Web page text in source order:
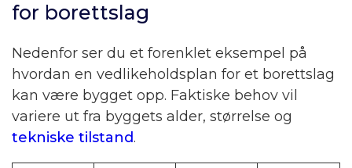
for borettslag
Nedenfor ser du et forenklet eksempel på
hvordan en vedlikeholdsplan for et borettslag
kan være bygget opp. Faktiske behov vil
variere ut fra byggets alder, størrelse og
tekniske tilstand.